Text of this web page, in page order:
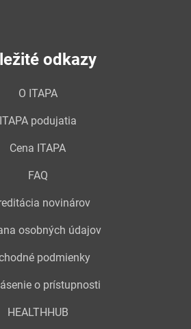
odkazy
O ITAPA
ITAPA podujatia
Cena ITAPA
FAQ
novinárov
osobných údajov
podmienky
o prístupnosti
HEALTHHUB